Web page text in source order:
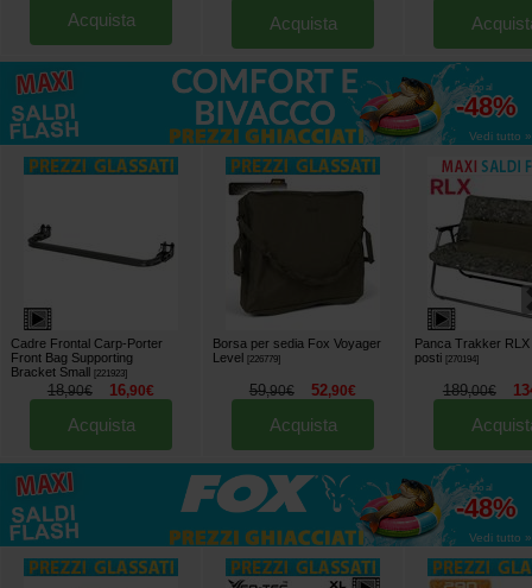
Acquista Acquista
fino al
-48%
Vedi tutto »
Cadre Frontal Carp-Porter
Front Bag Supporting
Bracket Small [221923]
18,90€ 16,90€
Acquista
Borsa per sedia Fox Voyager
Level [226779]
59,90€ 52,90€
Acquista
Panca Trakker RLX
posti [270194]
189,00€
fino al
-48%
Vedi tutto »